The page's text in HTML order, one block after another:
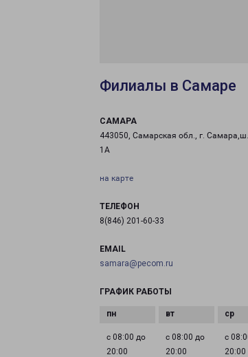
Филиалы в Самаре
САМАРА
443050, Самарская обл., г.
1А
на карте
ТЕЛЕФОН
8(846) 201-60-33
EMAIL
samara@pecom.ru
ГРАФИК РАБОТЫ
с 08:00 до
20:00
с 08:00 до
20:00
с
20:00